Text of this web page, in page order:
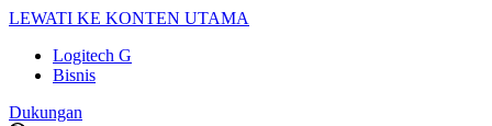
LEWATI KE KONTEN UTAMA
Logitech G
Bisnis
Dukungan